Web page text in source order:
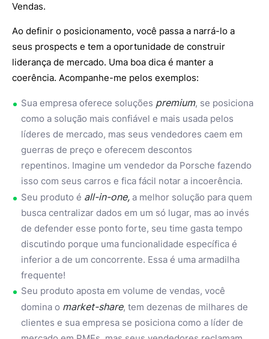
Vendas.
Ao definir o posicionamento, você passa a narrá-lo a
seus prospects e tem a oportunidade de construir
liderança de mercado. Uma boa dica é manter a
coerência. Acompanhe-me pelos exemplos:
Sua empresa oferece soluções premium, se posiciona
como a solução mais confiável e mais usada pelos
líderes de mercado, mas seus vendedores caem em
guerras de preço e oferecem descontos
repentinos. Imagine um vendedor da Porsche fazendo
isso com seus carros e fica fácil notar a incoerência.
Seu produto é all-in-one, a melhor solução para quem
busca centralizar dados em um só lugar, mas ao invés
de defender esse ponto forte, seu time gasta tempo
discutindo porque uma funcionalidade específica é
inferior a de um concorrente. Essa é uma armadilha
frequente!
Seu produto aposta em volume de vendas, você
domina o market-share, tem dezenas de milhares de
clientes e sua empresa se posiciona como a líder de